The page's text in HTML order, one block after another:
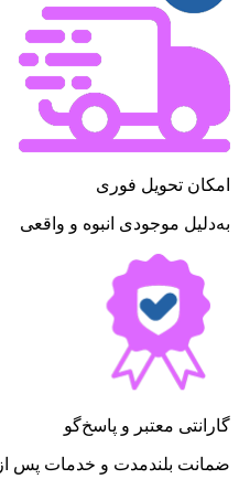
امکان تحویل فوری
به‌دلیل موجودی انبوه و واقعی
گارانتی معتبر و پاسخ‌گو
ضمانت بلندمدت و خدمات پس